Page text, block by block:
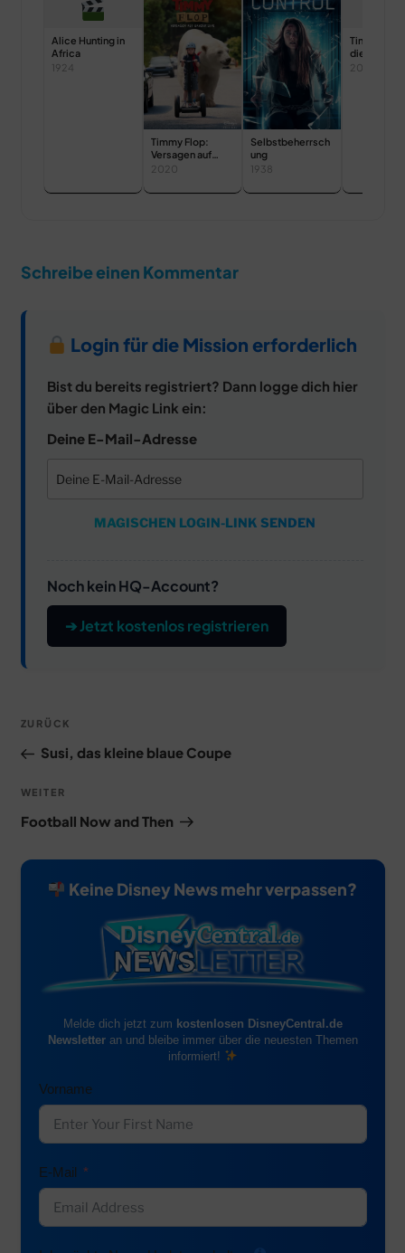
Alice Hunting in
Africa
1924
Timmy Flop:
Versagen auf
ganzer Linie
2020
Selbstbeherrsch
ung
1938
Tinker Bell
die
2015
Schreibe einen Kommentar
Login für die Mission erforderlich
Bist du bereits registriert? Dann logge dich hier
über den Magic Link ein:
Deine E-Mail-Adresse
MAGISCHEN LOGIN-LINK SENDEN
Noch kein HQ-Account?
➔ Jetzt kostenlos registrieren
Beitragsnavigation
Vorheriger
Beitrag
ZURÜCK
Susi, das kleine blaue Coupe
Nächster
Beitrag
WEITER
Football Now and Then
Keine Disney News mehr verpassen?
Melde dich jetzt zum kostenlosen DisneyCentral.de
Newsletteran und bleibe immer über die neuesten Themen
informiert!
Vorname
E-Mail